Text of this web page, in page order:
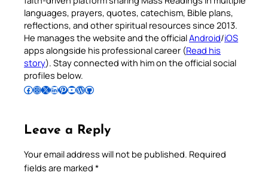
languages, prayers, quotes, catechism, Bible plans,
reflections, and other spiritual resources since 2013.
He manages the website and the officialAndroid/iOS
apps alongside his professional career (Read his
story). Stay connected with him on the official social
profiles below.
Follow Pradeep on Facebook Follow Pradeep on InstagramFollow Pradeep on X Follow Pradeep on LinkedIn Follow Pradeep on Pinterest Subscribe to Pradeep’s Youtube Channel Follow Pradeep on WordPress Follow Pradeep on GitHub
Leave a Reply
Your email address will not be published. Required
fields are marked *